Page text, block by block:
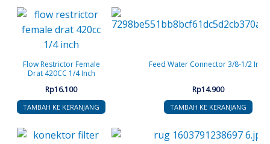
Flow Restrictor Female
Drat 420CC 1/4 Inch
Rp16.100
TAMBAH KE KERANJANG
Feed Water Connector 3/8-1/2 Inch
Rp14.900
TAMBAH KE KERANJANG